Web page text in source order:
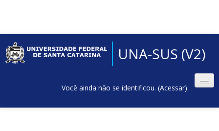
UNA-SUS (V2)
Você ainda não se identificou. (Acessar)